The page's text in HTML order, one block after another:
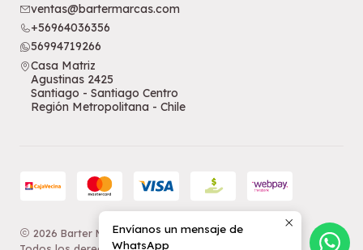
ventas@bartermarcas.com
+56964036356
56994719266
Casa Matriz
Agustinas 2425
Santiago - Santiago Centro
Región Metropolitana - Chile
2026 Barter Marcas.Envíanos un mensaje de
WhatsApp